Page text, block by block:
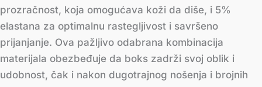
prozračnost, koja omogućava koži da diše, i 5%
elastana za optimalnu rastegljivost i savršeno
prijanjanje. Ova pažljivo odabrana kombinacija
materijala obezbeđuje da boks zadrži svoj oblik i
udobnost, čak i nakon dugotrajnog nošenja i brojnih